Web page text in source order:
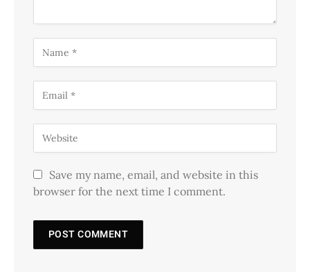
Save my name, email, and website in this
browser for the next time I comment.